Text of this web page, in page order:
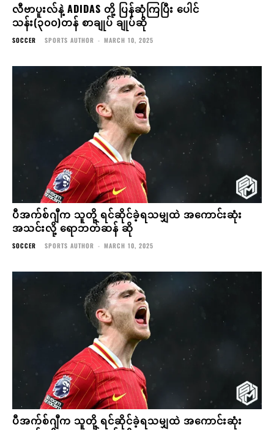
လီဗာပူးလ်နဲ့ ADIDAS တို့ ပြန်ဆုံကြပြီး ပေါင်
သန်း(၃၀၀)တန် စာချုပ် ချုပ်ဆို
SOCCER SPORTS AUTHOR - MARCH 10, 2025
ပီအက်စ်ဂျီက သူတို့ ရင်ဆိုင်ခဲ့ရသမျှထဲ အကောင်းဆုံး
အသင်းလို့ ရောဘတ်ဆန် ဆို
SOCCER SPORTS AUTHOR - MARCH 10, 2025
ပီအက်စ်ဂျီက သူတို့ ရင်ဆိုင်ခဲ့ရသမျှထဲ အကောင်းဆုံး